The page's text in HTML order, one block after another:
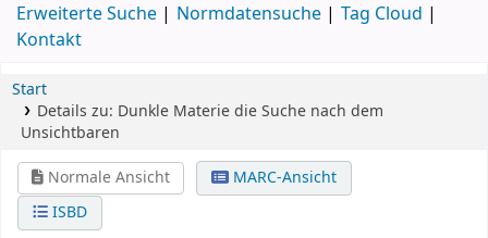
Erweiterte Suche Normdatensuche
Tag Cloud
Kontakt
Start
Details zu: Dunkle Materiedie Suche nach dem
Unsichtbaren
Normale Ansicht
MARC-Ansicht
ISBD